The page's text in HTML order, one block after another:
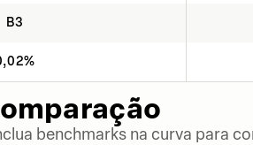
B3
benchmarks na curva para